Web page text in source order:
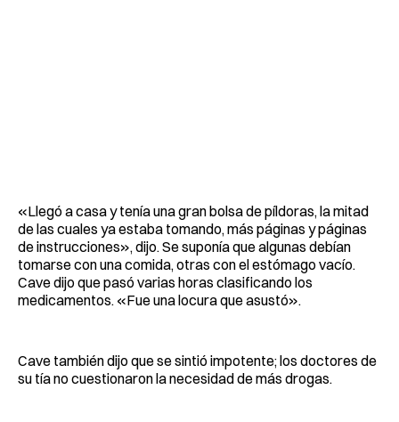
«Llegó a casa y tenía una gran bolsa de píldoras, la mitad
de las cuales ya estaba tomando, más páginas y páginas
de instrucciones», dijo. Se suponía que algunas debían
tomarse con una comida, otras con el estómago vacío.
Cave dijo que pasó varias horas clasificando los
medicamentos. «Fue una locura que asustó».
Cave también dijo que se sintió impotente; los doctores de
su tía no cuestionaron la necesidad de más drogas.